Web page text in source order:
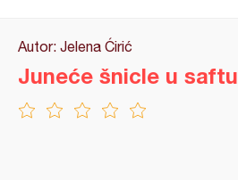
Autor: Jelena Ćirić
Juneće šnicle u saftu